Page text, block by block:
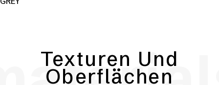
Texturen Und
Oberflächen